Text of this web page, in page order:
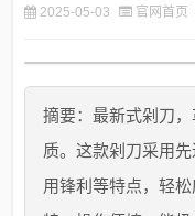
2025-05-03 官网首页
摘要：最新式剁刀
质。这款剁刀采用
用锋利等特点，轻